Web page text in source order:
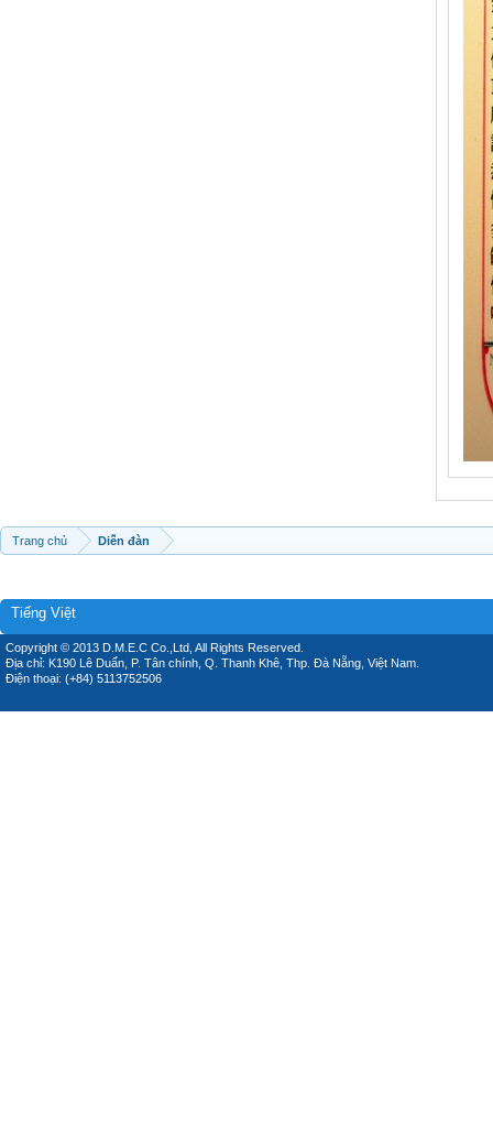
Trang chủ Diễn đàn
Tiếng Việt
Copyright © 2013 D.M.E.C Co.,Ltd, All Rights Reserved.
Địa chỉ: K190 Lê Duẩn, P. Tân chính, Q. Thanh Khê, Thp. Đà Nẵng, Việt Nam.
Điện thoại: (+84) 5113752506